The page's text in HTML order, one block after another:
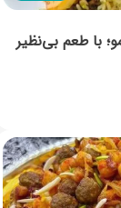
با طعم بی‌نظیر